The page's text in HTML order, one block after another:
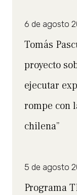
6 de agosto
Tomás
proyecto
ejecutar
rompe con
chilena”
5 de agosto
Programa